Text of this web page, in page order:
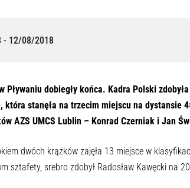
- 12/08/2018
przycisk odtwarzania, aby odsłuchać tę zawartość
0:00
Pływaniu dobiegły końca. Kadra Polski
która stanęła na trzecim miejscu na dystansie